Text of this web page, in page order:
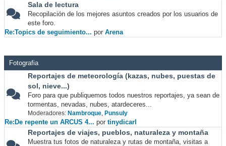
Sala de lectura
Recopilación de los mejores asuntos creados por los usuarios de
este foro.
Re:Topics de seguimiento... por Arena
Fotografia
Reportajes de meteorología (kazas, nubes, puestas de
sol, nieve...)
Foro para que publiquemos todos nuestros reportajes, ya sean de
tormentas, nevadas, nubes, atardeceres...
Moderadores: Nambroque, Punsuly
Re:De repente un ARCUS 4... por tinydicarl
Reportajes de viajes, pueblos, naturaleza y montaña
Muestra tus fotos de naturaleza y rutas de montaña, visitas a